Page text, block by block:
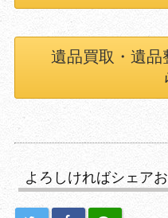
遺品買取・遺品
よろしければシェア